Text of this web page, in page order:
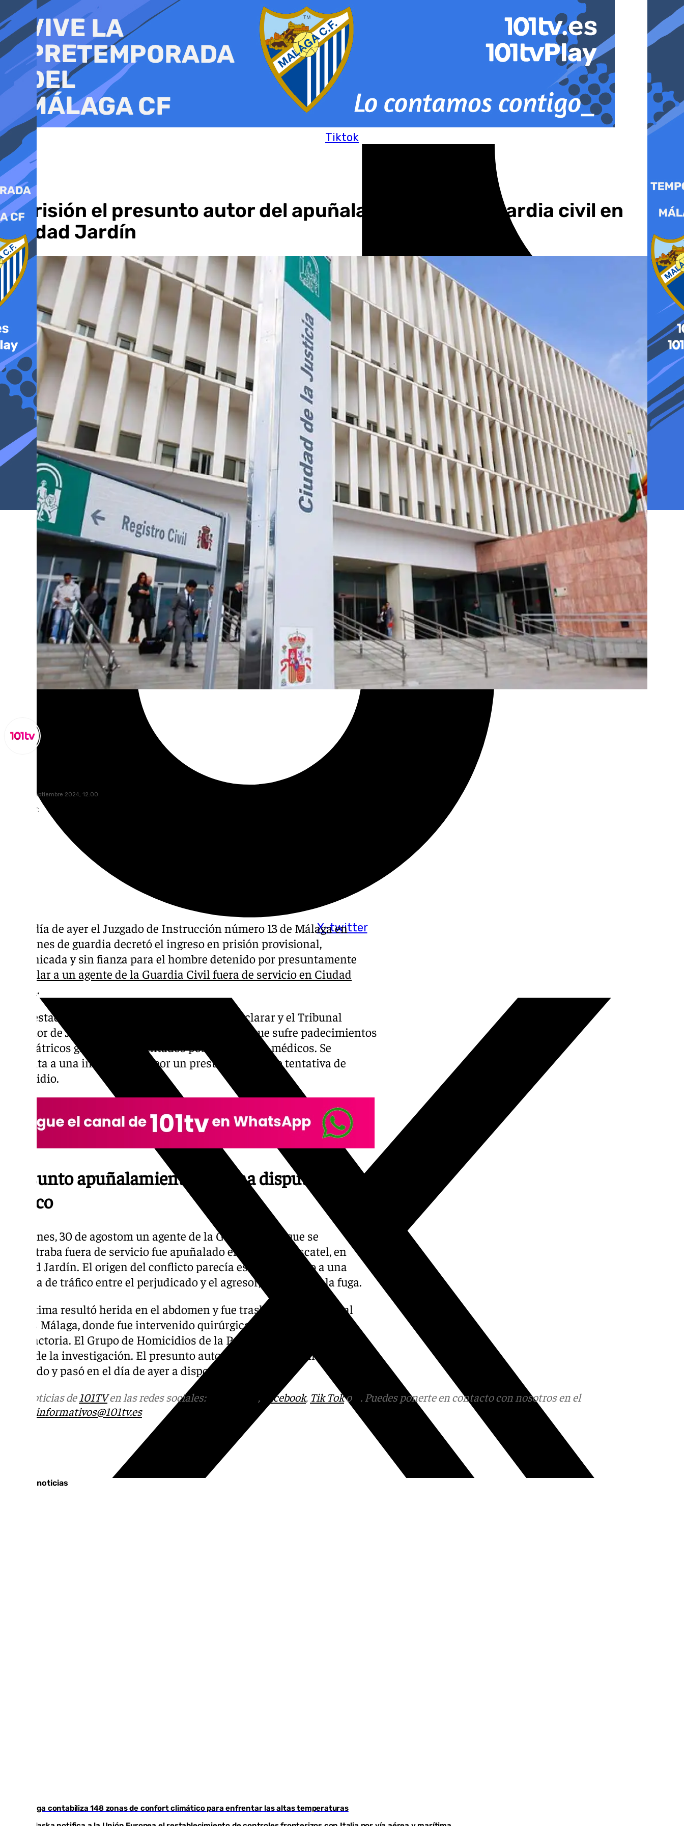
al
contenido
Tiktok
X-twitter
A prisión el presunto autor del apuñalamiento a un guardia civil en
Ciudad Jardín
viernes, 6 septiembre 2024, 12:00
Compartir:
En la día de ayer el Juzgado de Instrucción número 13 de Málaga en
funciones de guardia decretó el ingreso en prisión provisional,
comunicada y sin fianza para el hombre detenido por presuntamente
apuñalar a un agente de la Guardia Civil fuera de servicio en Ciudad
.
El arrestado se ha acogido a su derecho a no declarar y el Tribunal
Superior de Justicia de Andalucía (TSJA) apunta que sufre padecimientos
psiquiátricos graves documentados por facultativos médicos. Se
enfrenta a una investigación por un presunto delito de tentativa de
homicidio.
Presunto apuñalamiento por una disputa de
tráfico
El viernes, 30 de agostom un agente de la Guardia Civil que se
encontraba fuera de servicio fue apuñalado en la calle Moscatel, en
Ciudad Jardín. El origen del conflicto parecía estar vinculado a una
disputa de tráfico entre el perjudicado y el agresor, que se dio a la fuga.
La víctima resultó herida en el abdomen y fue trasladada al Hospital
Vithas Málaga, donde fue intervenido quirúrgicamente de manera
satisfactoria. El Grupo de Homicidios de la Policía Nacional se hizo
cargo de la investigación. El presunto autor del apuñalamiento fue
detenido y pasó en el día de ayer a disposición judicial.
Más noticias de101TVen las redes sociales: , Facebook, Tik Toko
. Puedes ponerte en contacto con nosotros en el
informativos@101tv.es
Últimas noticias
Málaga contabiliza 148 zonas de confort climático para enfrentar las altas temperaturas